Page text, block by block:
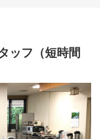
ッフ（短時間